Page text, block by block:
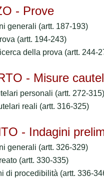
- Prove
generali (artt. 187-193)
(artt. 194-243)
della prova (artt. 244-
- Misure
personali (artt. 272-315)
reali (artt. 316-325)
- Indagini
generali (artt. 326-329)
(artt. 330-335)
di procedibilità (artt. 336-